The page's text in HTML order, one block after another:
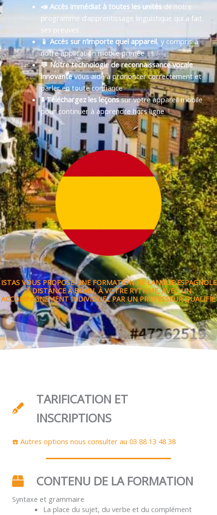
📣 Accès immédiat à toutes les unitésde notre
programme d’apprentissage linguistique qui a fait
ses preuves
📱 Accès sur n’importe quel appareil, y compris à
notre application mobile primée
💬 Notre technologie de reconnaissance vocale
innovantevous aide à prononcer correctement et
parler en toute confiance
⬇️ Téléchargez les leçonssur votre appareil mobile
pour continuer à apprendre hors ligne
ISTAS VOUS PROPOSE UNE FORMATION DE LANGUE ESPAGNOLE
À DISTANCE À BLAIN, À VOTRE RYTHME, AVEC UN
ACCOMPAGNEMENT INDIVIDUEL PAR UN PROFESSEUR QUALIFIÉ.
TARIFICATION ET
INSCRIPTIONS
☎️ Autres options nous consulter au 03 88 13 48 38
CONTENU DE LA FORMATION
Syntaxe et grammaire
La place du sujet, du verbe et du complément